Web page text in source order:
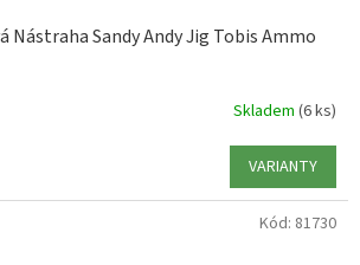
Nástraha Sandy Andy Jig Tobis Ammo
Skladem (6 ks)
VARIANTY
Kód: 81730